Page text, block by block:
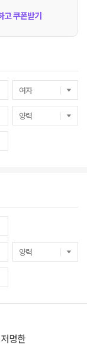
고 쿠폰받기
명한